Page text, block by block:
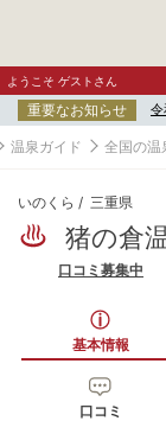
ようこそ ゲストさん
重要なお知らせ
温泉ガイド 全国の温
いのくら 三重県
猪の倉
口コミ募集中
基本情報
口コミ